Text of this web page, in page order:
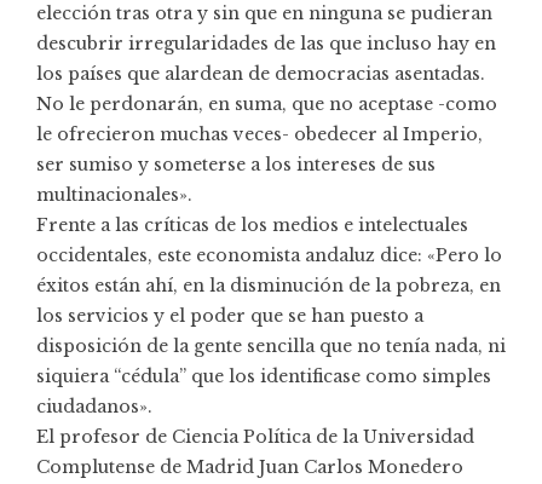
elección tras otra y sin que en ninguna se pudieran
descubrir irregularidades de las que incluso hay en
los países que alardean de democracias asentadas.
No le perdonarán, en suma, que no aceptase -como
le ofrecieron muchas veces- obedecer al Imperio,
ser sumiso y someterse a los intereses de sus
multinacionales».
Frente a las críticas de los medios e intelectuales
occidentales, este economista andaluz dice: «Pero lo
éxitos están ahí, en la disminución de la pobreza, en
los servicios y el poder que se han puesto a
disposición de la gente sencilla que no tenía nada, ni
siquiera “cédula” que los identificase como simples
ciudadanos».
El profesor de Ciencia Política de la Universidad
Complutense de Madrid Juan Carlos Monedero